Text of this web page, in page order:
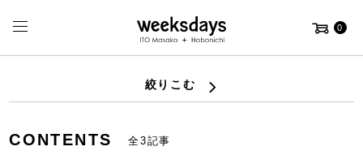
0
絞りこむ
CONTENTS 全3記事